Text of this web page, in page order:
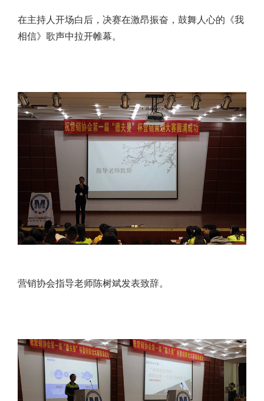
在主持人开场白后，决赛在激昂振奋，鼓舞人心的《我
相信》歌声中拉开帷幕。
营销协会指导老师陈树斌发表致辞。